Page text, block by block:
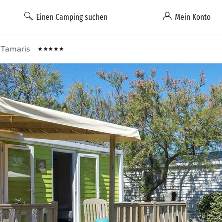
Einen Camping suchen Mein Konto